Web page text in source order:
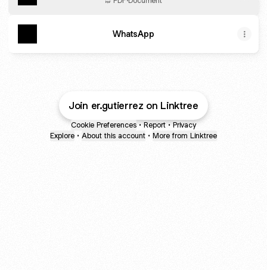
WhatsApp
Join er.gutierrez on Linktree
Cookie Preferences • Report • Privacy
Explore • About this account • More from Linktree